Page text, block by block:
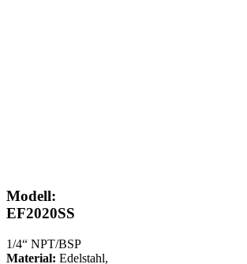
Modell:
EF2020SS
1/4“ NPT/BSP
Material: Edelstahl,